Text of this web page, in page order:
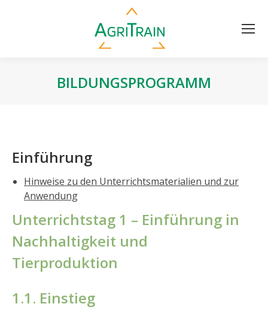
BILDUNGSPROGRAMM
Einführung
Hinweise zu den Unterrichtsmaterialien und zur
Anwendung
Unterrichtstag 1 – Einführung in
Nachhaltigkeit und
Tierproduktion
1.1. Einstieg